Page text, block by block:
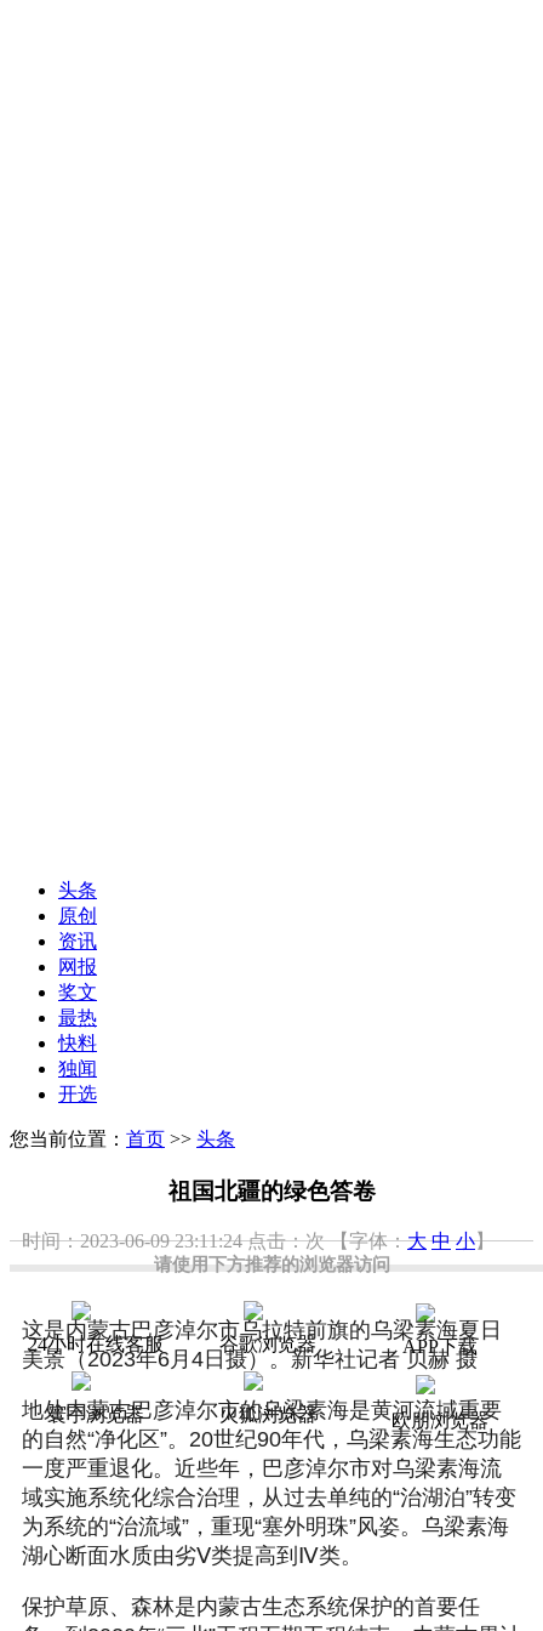
请使用下方推荐的浏览器访问
24小时在线客服 谷歌浏览器 APP下载
寰宇浏览器 火狐浏览器 欧朋浏览器
头条
原创
资讯
网报
奖文
最热
快料
独闻
开选
您当前位置： 首页 >> 头条
祖国北疆的绿色答卷
时间：2023-06-09 23:11:24点击：次 【字体：大 中 小】
这是内蒙古巴彦淖尔市乌拉特前旗的乌梁素海夏日
美景（2023年6月4日摄）。新华社记者 贝赫 摄
地处内蒙古巴彦淖尔市的乌梁素海是黄河流域重要
的自然“净化区”。20世纪90年代，乌梁素海生态功能
一度严重退化。近些年，巴彦淖尔市对乌梁素海流
域实施系统化综合治理，从过去单纯的“治湖泊”转变
为系统的“治流域”，重现“塞外明珠”风姿。乌梁素海
湖心断面水质由劣Ⅴ类提高到Ⅳ类。
保护草原、森林是内蒙古生态系统保护的首要任